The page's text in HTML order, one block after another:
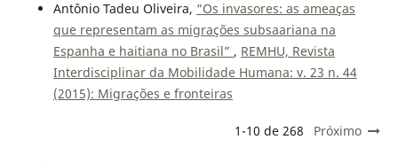
Antônio Tadeu Oliveira, “Os invasores: as ameaças
que representam as migrações subsaariana na
Espanha e haitiana no Brasil” , REMHU, Revista
Interdisciplinar da Mobilidade Humana: v. 23 n. 44
(2015): Migrações e fronteiras
1-10 de 268 Próximo